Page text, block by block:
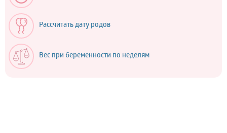
Рассчитать дату родов
Вес при беременности по неделям